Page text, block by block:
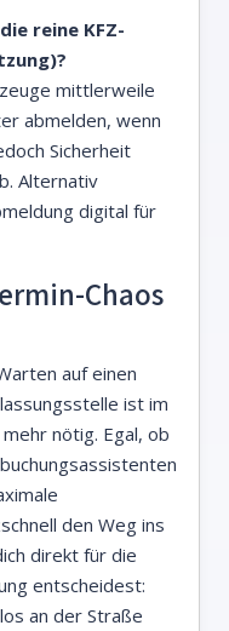
reine KFZ-
mittlerweile
abmelden, wenn
Sicherheit
Alternativ
digital für
Chaos
auf einen
ist im
nötig. Egal, ob
den Weg ins
direkt für die
entscheidest:
an der Straße